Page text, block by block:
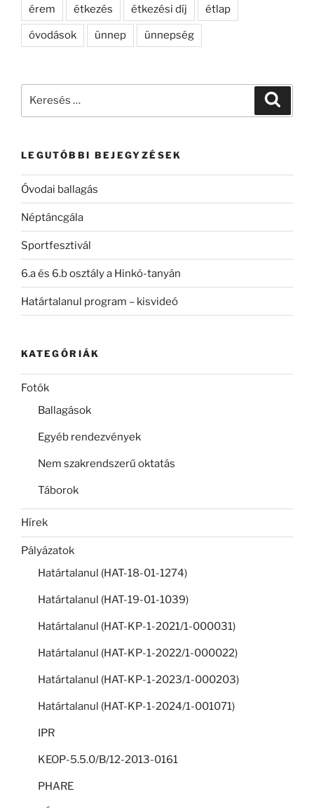
érem étkezés étkezési díj étlap
óvodások ünnep ünnepség
LEGUTÓBBI BEJEGYZÉSEK
Óvodai ballagás
Néptáncgála
Sportfesztivál
6.a és 6.b osztály a Hinkó-tanyán
Határtalanul program – kisvideó
KATEGÓRIÁK
Fotók
Ballagások
Egyéb rendezvények
Nem szakrendszerű oktatás
Táborok
Hírek
Pályázatok
Határtalanul (HAT-18-01-1274)
Határtalanul (HAT-19-01-1039)
Határtalanul (HAT-KP-1-2021/1-000031)
Határtalanul (HAT-KP-1-2022/1-000022)
Határtalanul (HAT-KP-1-2023/1-000203)
Határtalanul (HAT-KP-1-2024/1-001071)
IPR
KEOP-5.5.0/B/12-2013-0161
PHARE